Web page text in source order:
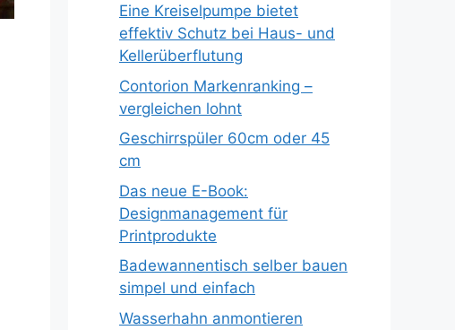
Eine Kreiselpumpe bietet
effektiv Schutz bei Haus- und
Kellerüberflutung
Contorion Markenranking –
vergleichen lohnt
Geschirrspüler 60cm oder 45
cm
Das neue E-Book:
Designmanagement für
Printprodukte
Badewannentisch selber bauen
simpel und einfach
Wasserhahn anmontieren